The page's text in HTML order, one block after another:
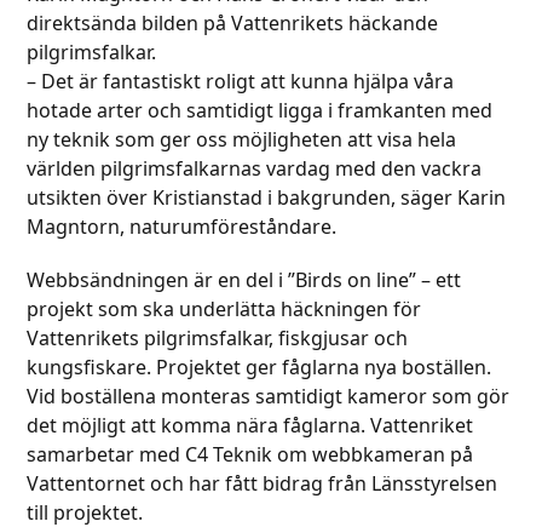
direktsända bilden på Vattenrikets häckande
pilgrimsfalkar.
– Det är fantastiskt roligt att kunna hjälpa våra
hotade arter och samtidigt ligga i framkanten med
ny teknik som ger oss möjligheten att visa hela
världen pilgrimsfalkarnas vardag med den vackra
utsikten över Kristianstad i bakgrunden, säger Karin
Magntorn, naturumföreståndare.
Webbsändningen är en del i ”Birds on line” – ett
projekt som ska underlätta häckningen för
Vattenrikets pilgrimsfalkar, fiskgjusar och
kungsfiskare. Projektet ger fåglarna nya boställen.
Vid boställena monteras samtidigt kameror som gör
det möjligt att komma nära fåglarna. Vattenriket
samarbetar med C4 Teknik om webbkameran på
Vattentornet och har fått bidrag från Länsstyrelsen
till projektet.